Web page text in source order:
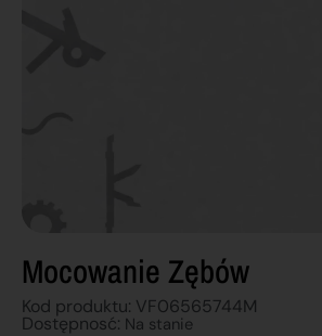
Mocowanie Zębów
Kod produktu: VF06565744M
Dostępnosć: Na stanie